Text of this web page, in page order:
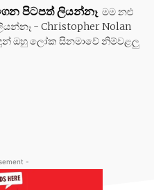
පිටපත් ලියන්නෑ මම නළු
- Christopher Nolan
ඔහු ලෝක සිනමාවේ නිම්වළලු
-